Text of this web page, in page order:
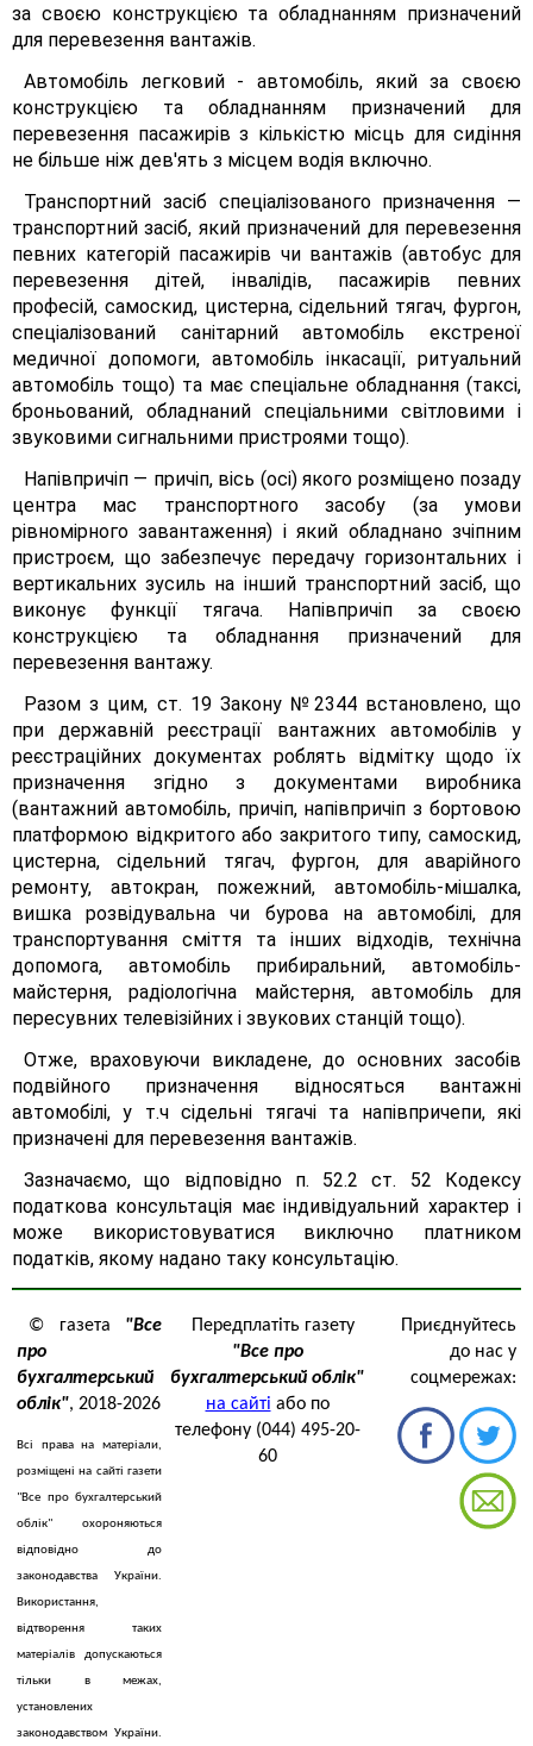
за своєю конструкцією та обладнанням призначений
для перевезення вантажів.
Автомобіль легковий - автомобіль, який за своєю
конструкцією та обладнанням призначений для
перевезення пасажирів з кількістю місць для сидіння
не більше ніж дев'ять з місцем водія включно.
Транспортний засіб спеціалізованого призначення —
транспортний засіб, який призначений для перевезення
певних категорій пасажирів чи вантажів (автобус для
перевезення дітей, інвалідів, пасажирів певних
професій, самоскид, цистерна, сідельний тягач, фургон,
спеціалізований санітарний автомобіль екстреної
медичної допомоги, автомобіль інкасації, ритуальний
автомобіль тощо) та має спеціальне обладнання (таксі,
броньований, обладнаний спеціальними світловими і
звуковими сигнальними пристроями тощо).
Напівпричіп — причіп, вісь (осі) якого розміщено позаду
центра мас транспортного засобу (за умови
рівномірного завантаження) і який обладнано зчіпним
пристроєм, що забезпечує передачу горизонтальних і
вертикальних зусиль на інший транспортний засіб, що
виконує функції тягача. Напівпричіп за своєю
конструкцією та обладнання призначений для
перевезення вантажу.
Разом з цим, ст. 19 Закону №2344 встановлено, що
при державній реєстрації вантажних автомобілів у
реєстраційних документах роблять відмітку щодо їх
призначення згідно з документами виробника
(вантажний автомобіль, причіп, напівпричіп з бортовою
платформою відкритого або закритого типу, самоскид,
цистерна, сідельний тягач, фургон, для аварійного
ремонту, автокран, пожежний, автомобіль-мішалка,
вишка розвідувальна чи бурова на автомобілі, для
транспортування сміття та інших відходів, технічна
допомога, автомобіль прибиральний, автомобіль-
майстерня, радіологічна майстерня, автомобіль для
пересувних телевізійних і звукових станцій тощо).
Отже, враховуючи викладене, до основних засобів
подвійного призначення відносяться вантажні
автомобілі, у т.ч сідельні тягачі та напівпричепи, які
призначені для перевезення вантажів.
Зазначаємо, що відповідно п. 52.2 ст. 52 Кодексу
податкова консультація має індивідуальний характер і
може використовуватися виключно платником
податків, якому надано таку консультацію.
© газета "Все
про
бухгалтерський
облік", 2018-2026
Всі права на матеріали,
розміщені на сайті газети
"Все про бухгалтерський
облік" охороняються
відповідно до
законодавства України.
Використання,
відтворення таких
матеріалів допускаються
тільки в межах,
установлених
законодавством України.
Передплатіть газету
"Все про
бухгалтерський облік"
на сайті або по
телефону (044) 495-20-
60
Приєднуйтесь
до нас у
соцмережах: